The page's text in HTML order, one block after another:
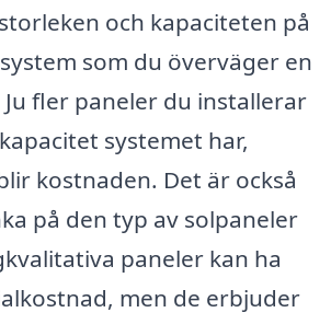
och kapaciteten på
som du överväger en
fler paneler du installerar
systemet har,
kostnaden. Det är också
på den typ av solpaneler
paneler kan ha
men de erbjuder